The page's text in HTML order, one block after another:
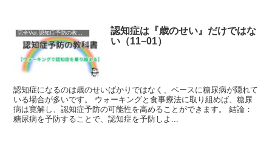
認知症は『歳のせい』だけではな
い（11−01）
認知症になるのは歳のせいばかりではなく、ベースに糖尿病が隠れて
いる場合が多いです。 ウォーキングと食事療法に取り組めば、糖尿
病は寛解し、認知症予防の可能性を高めることができます。 結論：
糖尿病を予防することで、認知症を予防しよ...